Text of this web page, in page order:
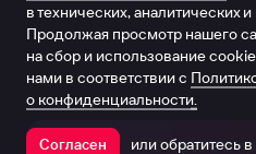
Открыть в
в технических, аналитических
Продолжая просмотр нашего
на сбор и использование
нами в соответствии с
о конфиденциальности.
Согласен или обратитесь в